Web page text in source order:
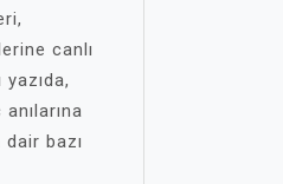
canlı
bazı